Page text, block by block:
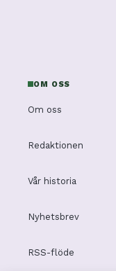
OM OSS
Om oss
Redaktionen
Vår historia
Nyhetsbrev
RSS-flöde